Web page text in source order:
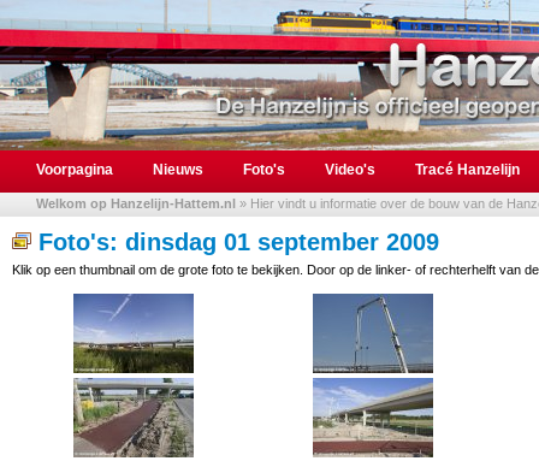
Voorpagina Nieuws Foto's Video's Tracé Hanzelijn
Welkom op Hanzelijn-Hattem.nl » Hier vindt u informatie over de bouw van de
Foto's: dinsdag 01 september 2009
Klik op een thumbnail om de grote foto te bekijken. Door op de linker- of rechterhelft van